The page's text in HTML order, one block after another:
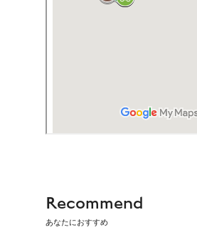
Recommend
あなたにおすすめ